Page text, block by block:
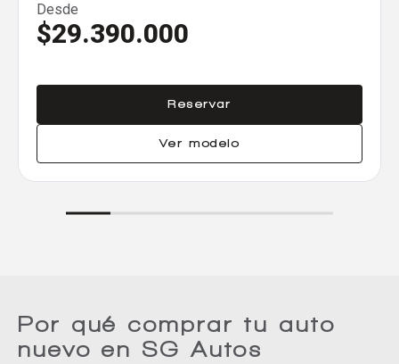
Desde
$29.390.000
Reservar
Ver modelo
Agregar un vehículo
Comparar
Por qué comprar tu auto
nuevo en SG Autos